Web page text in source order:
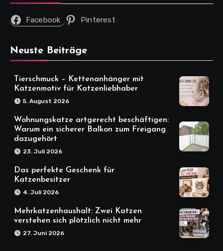
Facebook Pinterest
Neuste Beiträge
Tierschmuck – Kettenanhänger mit
Katzenmotiv für Katzenliebhaber
5. August 2026
Wohnungskatze artgerecht beschäftigen:
Warum ein sicherer Balkon zum Freigang
dazugehört
23. Juli 2026
Das perfekte Geschenk für
Katzenbesitzer
4. Juli 2026
Mehrkatzenhaushalt: Zwei Katzen
verstehen sich plötzlich nicht mehr
27. Juni 2026